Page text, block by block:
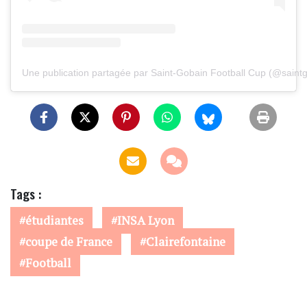
Une publication partagée par Saint-Gobain Football Cup
Tags :
étudiantes
INSA Lyon
coupe de France
Clairefontaine
Football